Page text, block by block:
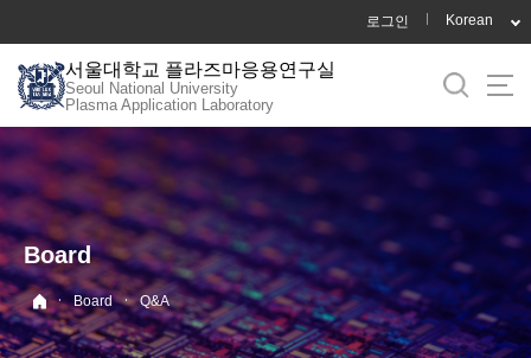
로
메
뉴
로그인 Korean
서울대학교 플라즈마응용연구실
Seoul National University
Plasma Application Laboratory
Board
· Board · Q&A